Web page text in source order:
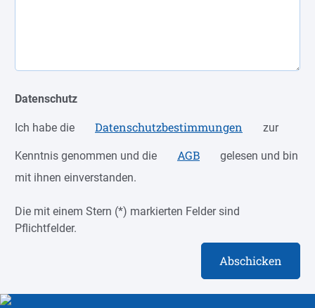
Datenschutz
Ich habe die Datenschutzbestimmungen zur
Kenntnis genommen und die AGB
gelesen und bin
mit ihnen einverstanden.
Die mit einem Stern (*) markierten Felder sind
Pflichtfelder.
Abschicken